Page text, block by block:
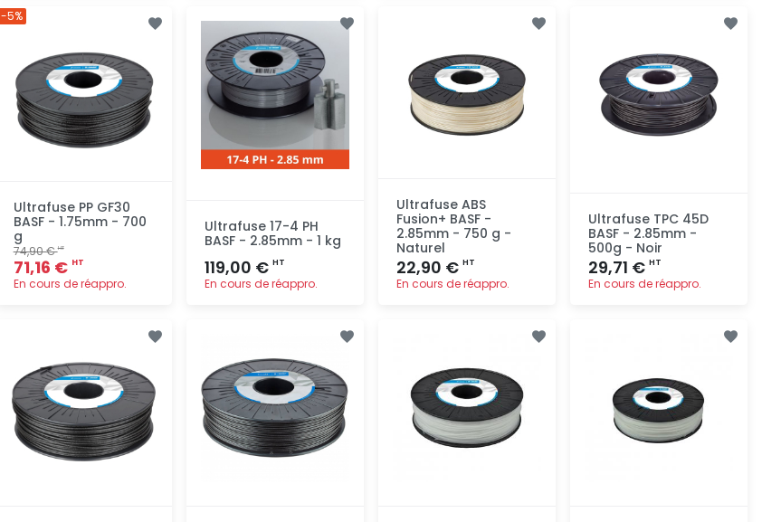
rapide
Ultrafuse PP GF30
BASF - 1.75mm - 700
g
74,90 €HT
71,16 € HT
En cours de réappro.
-5%
Ultrafuse 17-4 PH
BASF - 2.85mm - 1 kg
119,00 €HT
En cours de réappro.
Ultrafuse ABS
Fusion+ BASF -
2.85mm - 750 g -
Naturel
22,90 €HT
En cours de réappro.
Ultrafuse TPC 45D
BASF - 2.85mm -
500g - Noir
29,71 €HT
En cours de réappro.